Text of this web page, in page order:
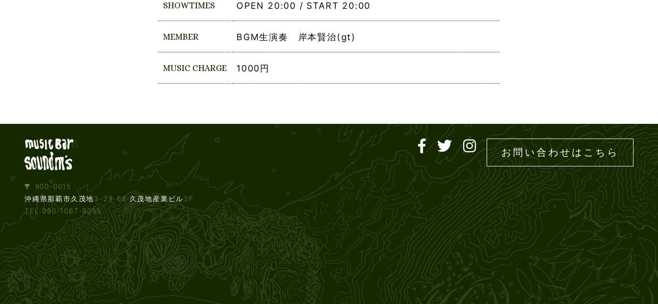
SHOWTIMES OPEN 20:00 / START 20:00
MEMBER BGM生演奏 岸本賢治(gt)
MUSIC CHARGE 1000円
Live music bar SOUND M'S – サウンドエムズ
〒 900-0015
沖縄県那覇市久茂地3-29-68 久茂地産業ビル3F
TEL:090-1067-8055
お問い合わせはこちら